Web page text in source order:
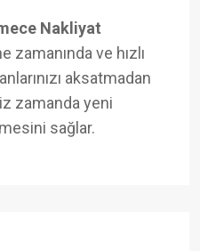
Nakliyat
zamanında ve hızlı
aksatmadan
zamanda yeni
sağlar.